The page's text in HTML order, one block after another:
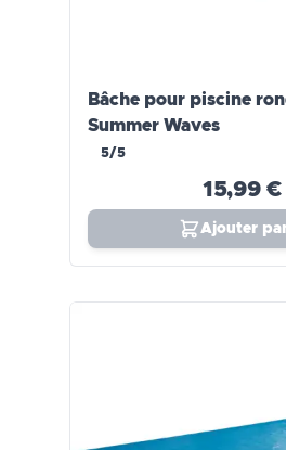
Bâche pour piscine
Summer Waves
5/5
15,99 €
Ajouter